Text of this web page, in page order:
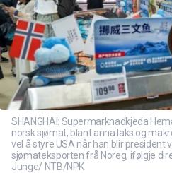
SHANGHAI: Supermarknadkjeda
norsk sjømat, blant anna laks og
vel å styre USA når han blir president
sjømateksporten frå Noreg, ifølgje
Junge/ NTB/NPK